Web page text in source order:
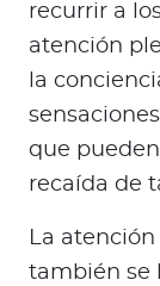
recurrir a
atención
la
que
recaída de
La
también se